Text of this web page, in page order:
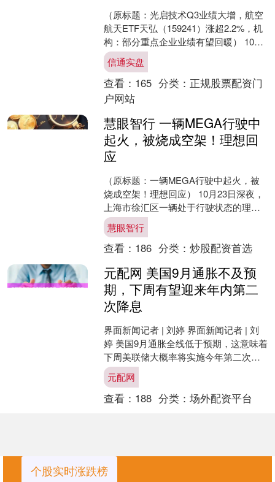
（原标题：光启技术Q3业绩大增，航空
航天ETF天弘（159241）涨超2.2%，机
构：部分重点企业业绩有望回暖） 10月
24日，三大指数高开高走，卫星互联网
概念....
信通实盘
查看： 165 分类： 正规股票配资门
户网站
慧眼智行 一辆MEGA行驶中
起火，被烧成空架！理想回
应
（原标题：一辆MEGA行驶中起火，被
烧成空架！理想回应） 10月23日深夜，
上海市徐汇区一辆处于行驶状态的理想
MEGA在未发生碰撞的情况下，车底突
然起火。火势在....
慧眼智行
查看： 186 分类： 炒股配资首选
元配网 美国9月通胀不及预
期，下周有望迎来年内第二
次降息
界面新闻记者 | 刘婷 界面新闻记者 | 刘
婷 美国9月通胀全线低于预期，这意味着
下周美联储大概率将实施今年第二次降
息。 劳工统计局周五晚发布的数据显
示，9月，....
元配网
查看： 188 分类： 场外配资平台
个股实时涨跌榜